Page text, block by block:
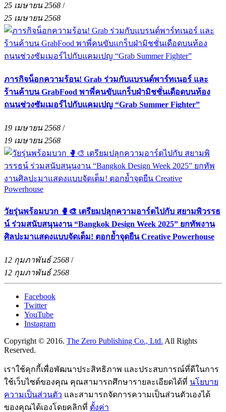
25 เมษายน 2568 /
25 เมษายน 2568
ภารกิจน็อกความร้อน! Grab ร่วมกับแบรนด์พาร์ทเนอร์ และ
ร้านค้าบน GrabFood พาพี่คนขับแกร็บฝ่ามิชชั่นเดือดบนท้อง
ถนนช่วงซัมเมอร์ไปกับแคมเปญ “Grab Summer Fighter”
19 เมษายน 2568 /
19 เมษายน 2568
วัยรุ่นพร้อมบวก 🥊🎨 เตรียมปลุกความอาร์ตไปกับ สยามพิวรรธ
น์ ร่วมสนับสนุนงาน “Bangkok Design Week 2025” ยกทัพงาน
ศิลปะมาแสดงแบบจัดเต็ม! ตอกย้ำจุดยืน Creative Powerhouse
12 กุมภาพันธ์ 2568 /
12 กุมภาพันธ์ 2568
Facebook
Twitter
YouTube
Instagram
Copyright © 2016. The Zero Publishing Co., Ltd. All Rights
Reserved.
เราใช้คุกกี้เพื่อพัฒนาประสิทธิภาพ และประสบการณ์ที่ดีในการ
ใช้เว็บไซต์ของคุณ คุณสามารถศึกษารายละเอียดได้ที่ นโยบาย
ความเป็นส่วนตัว และสามารถจัดการความเป็นส่วนตัวเองได้
ของคุณได้เองโดยคลิกที่ ตั้งค่า